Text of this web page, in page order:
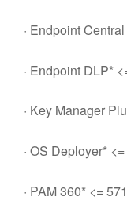
· Endpoint
· Endpoint DLP*
· Key Manager
· OS Deployer*
· PAM 360* <=